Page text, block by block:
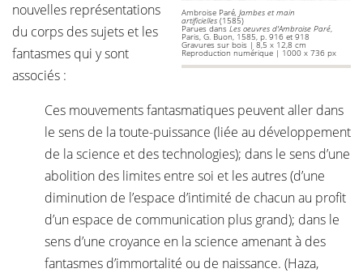
Ambroise Paré, Jambes et main
artificielles (1585)
Parues dans Les oeuvres d'Ambroise Paré,
Paris, G. Buon, 1585, p. 916 et 918
Gravures sur bois | 8,5 x 12,8 cm
Reproduction numérique | 1000 x 736 px
nouvelles représentations
du corps des sujets et les
fantasmes qui y sont
associés :
Ces mouvements fantasmatiques peuvent aller dans
le sens de la toute-puissance (liée au développement
de la science et des technologies); dans le sens d’une
abolition des limites entre soi et les autres (d’une
diminution de l’espace d’intimité de chacun au profit
d’un espace de communication plus grand); dans le
sens d’une croyance en la science amenant à des
fantasmes d’immortalité ou de naissance. (Haza,